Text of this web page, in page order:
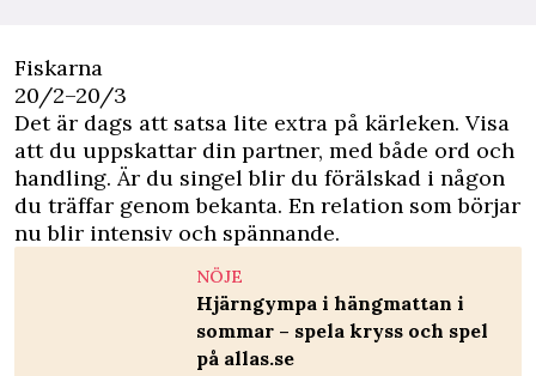
Fiskarna
20/2–20/3
Det är dags att satsa lite extra på kärleken. Visa
att du uppskattar din partner, med både ord och
handling. Är du singel blir du förälskad i någon
du träffar genom bekanta. En relation som börjar
nu blir intensiv och spännande.
NÖJE
Hjärngympa i hängmattan i
sommar – spela kryss och spel
på allas.se